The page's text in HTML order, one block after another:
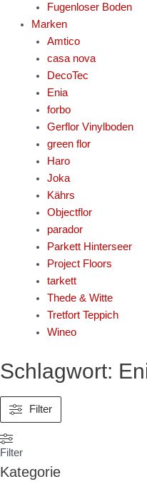
Fugenloser Boden
Marken
Amtico
casa nova
DecoTec
Enia
forbo
Gerflor Vinylboden
green flor
Haro
Joka
Kährs
Objectflor
parador
Parkett Hinterseer
Project Floors
tarkett
Thede & Witte
Tretfort Teppich
Wineo
Schlagwort:
Filter
Filter
Kategorie